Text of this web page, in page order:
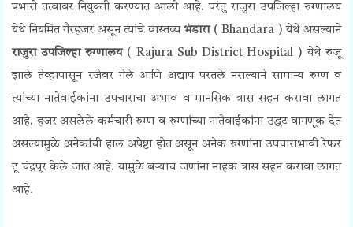
प्रभारी तत्वावर नियुक्ती करण्यात आली आहे. परंतु राजुरा उपजिल्हा रुग्णालय
येथे नियमित गैरहजर असून त्यांचे वास्तव्य भंडारा (Bhandara ) येथे असल्याने
राजुरा उपजिल्हा रुग्णालय(Rajura Sub District Hospital )येथे रुजू
झाले तेव्हापासून रजेवर गेले आणि अद्याप परतले नसल्याने सामान्य रुग्ण व
त्यांच्या नातेवाईकांना उपचाराचा अभाव व मानसिक त्रास सहन करावा लागत
आहे. हजर असलेले कर्मचारी रुग्ण व रुग्णांच्या नातेवाईकांना उद्धट वागणूक देत
असल्यामुळे अनेकांची हाल अपेष्टा होत असून अनेक रुग्णांना उपचाराभावी रेफर
टू चंद्रपूर केले जात आहे. यामुळे बऱ्याच जणांना नाहक त्रास सहन करावा लागत
आहे.